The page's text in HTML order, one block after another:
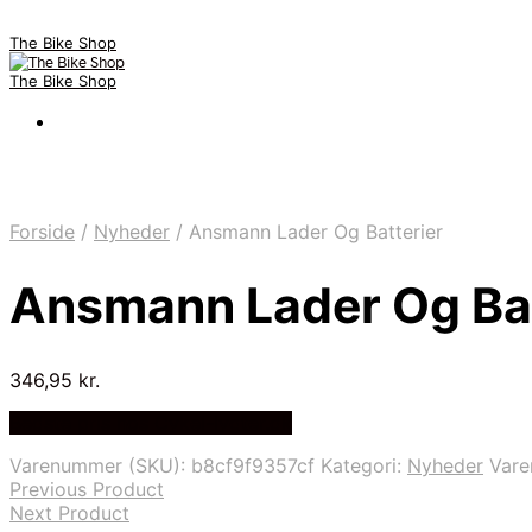
The Bike Shop
The Bike Shop
Forside / Nyheder / Ansmann Lader Og Batterier
Ansmann Lader Og
346,95 kr.
Varenummer (SKU): b8cf9f9357cf Kategori: Nyheder
Previous Product
Next Product